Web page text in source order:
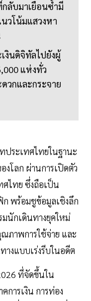
ลับมาเยือนซ้ำมี
วโน้มแสวงหา
งินดิจิทัลไปยังผู้
แห่งทั่ว
วกและกระจาย
ประเทศไทยในฐานะ
งโลก ผ่านการเปิดตัว
ศไทย ซึ่งถือเป็น
พร้อมชูข้อมูลเชิงลึก
นักเดินทางยุคใหม่
ภาพการใช้จ่าย และ
างแบบเร่งรีบในอดีต
ที่จัดขึ้นใน
การเงิน การท่อง